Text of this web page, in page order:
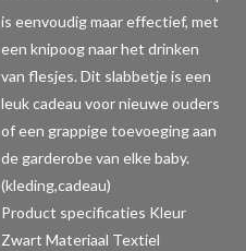
is eenvoudig maar effectief, met
een knipoog naar het drinken
van flesjes. Dit slabbetje is een
leuk cadeau voor nieuwe ouders
of een grappige toevoeging aan
de garderobe van elke baby.
(kleding,cadeau)
Product specificaties Kleur
Zwart Materiaal Textiel